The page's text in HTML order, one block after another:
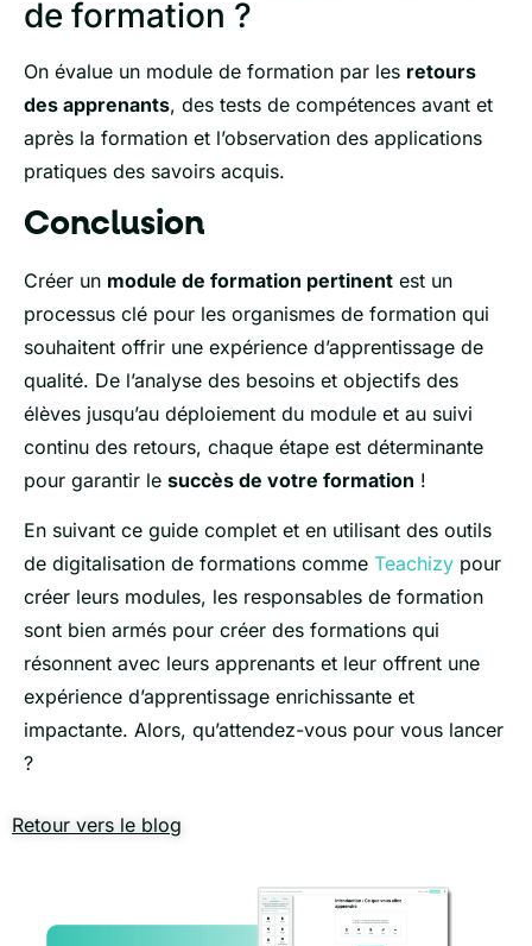
de formation ?
On évalue un module de formation par les retours
des apprenants, des tests de compétences avant et
après la formation et l’observation des applications
pratiques des savoirs acquis.
Conclusion
Créer un module de formation pertinent est un
processus clé pour les organismes de formation qui
souhaitent offrir une expérience d’apprentissage de
qualité. De l’analyse des besoins et objectifs des
élèves jusqu’au déploiement du module et au suivi
continu des retours, chaque étape est déterminante
pour garantir le succès de votre formation !
En suivant ce guide complet et en utilisant des outils
de digitalisation de formations comme Teachizy pour
créer leurs modules, les responsables de formation
sont bien armés pour créer des formations qui
résonnent avec leurs apprenants et leur offrent une
expérience d’apprentissage enrichissante et
impactante. Alors, qu’attendez-vous pour vous lancer
?
Retour vers le blog